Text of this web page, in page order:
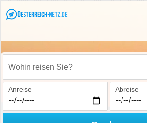
Wohin reisen Sie?
Anreise Abreise